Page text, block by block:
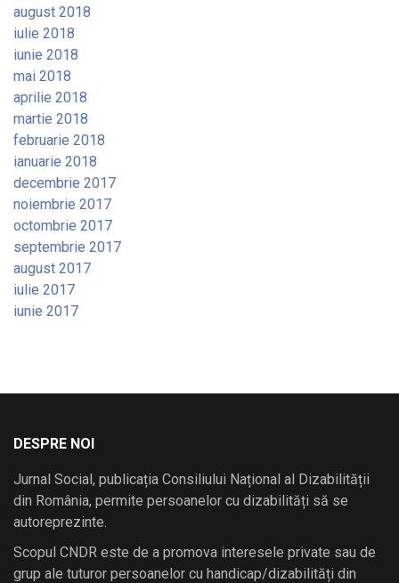
august 2018
iulie 2018
iunie 2018
mai 2018
aprilie 2018
martie 2018
februarie 2018
ianuarie 2018
decembrie 2017
noiembrie 2017
octombrie 2017
septembrie 2017
august 2017
iulie 2017
iunie 2017
DESPRE NOI
Jurnal Social, publicația Consiliului Național al Dizabilității
din România, permite persoanelor cu dizabilități să se
autoreprezinte.
Scopul CNDR este de a promova interesele private sau de
grup ale tuturor persoanelor cu handicap/dizabilități din